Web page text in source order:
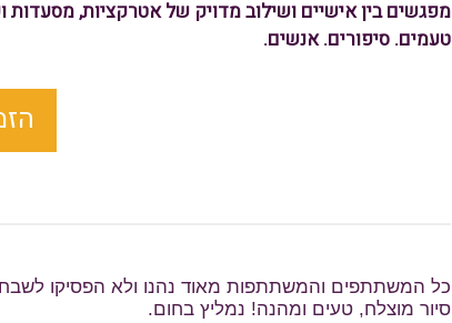
טעמים. סיפורים. אנשים.